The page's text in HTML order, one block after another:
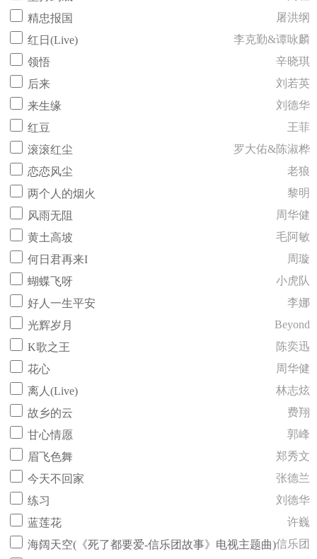
精忠报国
屠洪纲
红日(Live)
李克勤&谭咏麟
领悟
辛晓琪
后来
刘若英
来生缘
刘德华
红豆
王菲
滚滚红尘
罗大佑&陈淑桦
恋恋风尘
老狼
两个人的烟火
黎明
风雨无阻
周华健
黄土高坡
毛阿敏
何日君再来I
周璇
蝴蝶飞呀
小虎队
好人一生平安
李娜
光辉岁月
Beyond
K歌之王
陈奕迅
花心
周华健
离人(Live)
林志炫
故乡的云
费翔
甘心情愿
郭峰
眉飞色舞
郑秀文
今天不回家
张德兰
练习
刘德华
蓝莲花
许巍
海阔天空(《死了都要爱-信乐团故事》电视主题曲)信乐团